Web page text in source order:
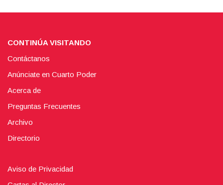
CONTINÚA VISITANDO
Contáctanos
Anúnciate en Cuarto Poder
Acerca de
Preguntas Frecuentes
Archivo
Directorio
Aviso de Privacidad